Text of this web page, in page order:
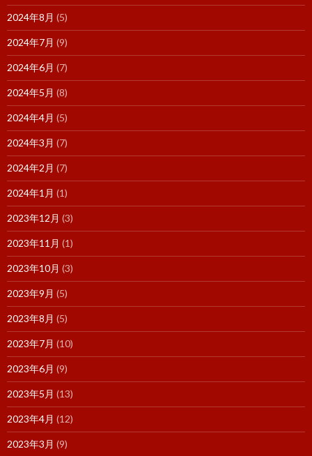
2024年8月 (5)
2024年7月 (9)
2024年6月 (7)
2024年5月 (8)
2024年4月 (5)
2024年3月 (7)
2024年2月 (7)
2024年1月 (1)
2023年12月 (3)
2023年11月 (1)
2023年10月 (3)
2023年9月 (5)
2023年8月 (5)
2023年7月 (10)
2023年6月 (9)
2023年5月 (13)
2023年4月 (12)
2023年3月 (9)